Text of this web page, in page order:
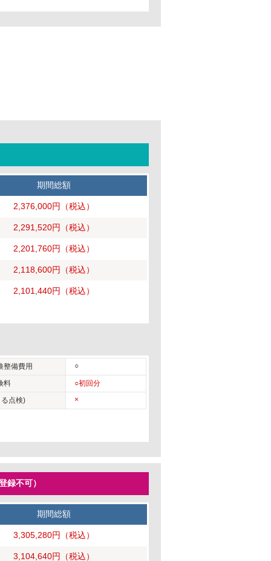
期間総額
2,376,000円 （税込）
2,291,520円 （税込）
2,201,760円 （税込）
2,118,600円 （税込）
2,101,440円 （税込）
整備費用 ○
料
○初回分
点検) ×
不可）
期間総額
3,305,280円 （税込）
3,104,640円 （税込）